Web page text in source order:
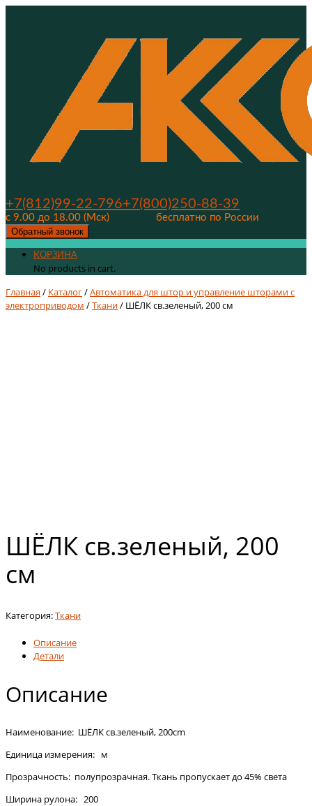
+7(812)99-22-796+7(800)250-88-39
с 9.00 до 18.00 (Мск)
бесплатно по России
Обратный звонок
КОРЗИНА
No products in cart.
Главная/ Каталог/Автоматика для штор и управление шторами с
электроприводом /Ткани/ ШЁЛК св.зеленый, 200 см
ШЁЛК св.зеленый, 200
см
Категория:Ткани
Описание
Детали
Описание
Наименование: ШЁЛК св.зеленый, 200cm
Единица измерения: м
Прозрачность: полупрозрачная. Ткань пропускает до 45% света
Ширина рулона: 200